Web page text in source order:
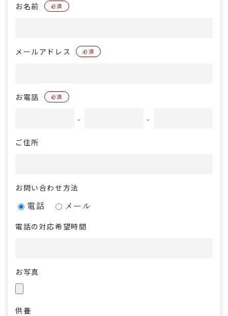
お名前 必須
メールアドレス 必須
お電話 必須
- -
ご住所
お問い合わせ方法
電話 メール
電話の対応希望時間
お写真
供養